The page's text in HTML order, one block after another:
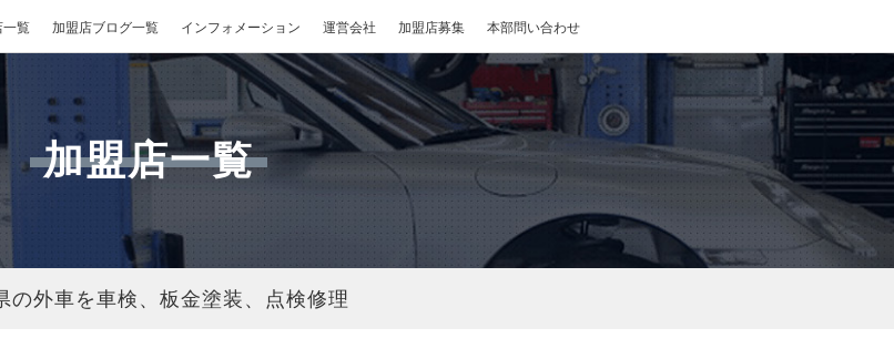
一覧 加盟店ブログ一覧 インフォメーション 運営会社 加盟店募集 本部問い合わせ
加盟店一覧
の外車を車検、板金塗装、点検修理